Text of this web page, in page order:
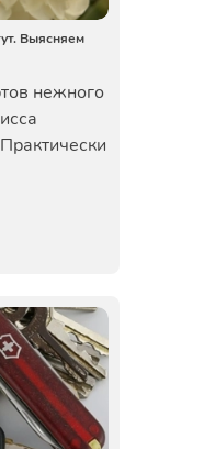
Выясняем
нежного